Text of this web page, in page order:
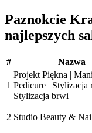
Paznokcie
najlepszych
# Nazwa
1
Projekt Piękna |
Pedicure | Stylizacja
Stylizacja brwi
2 Studio Beauty &